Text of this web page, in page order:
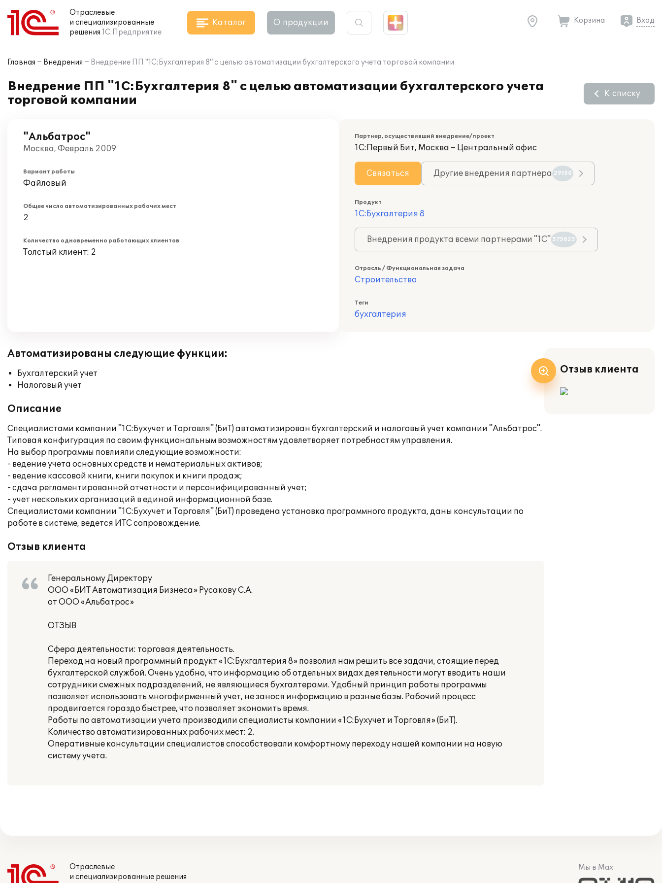
Отраслевые
и специализированные
решения 1С:Предприятие
Каталог О продукции Корзина Вход
Главная Внедрения Внедрение ПП "1С:Бухгалтерия 8" с целью автоматизации бухгалтерского учета торговой компании
Внедрение ПП "1С:Бухгалтерия 8" с целью автоматизации бухгалтерского учета
торговой компании
К списку
"Альбатрос"
Москва, Февраль 2009
Вариант работы
Файловый
Общее число автоматизированных рабочих мест
2
Количество одновременно работающих клиентов
Толстый клиент: 2
Партнер, осуществивший внедрение/проект
1С:Первый Бит, Москва – Центральный офис
Связаться Другие внедрения партнера 29150
Продукт
1С:Бухгалтерия 8
Внедрения продукта всеми партнерами "1С" 575825
Отрасль / Функциональная задача
Строительство
Теги
бухгалтерия
Автоматизированы следующие функции:
Бухгалтерский учет
Налоговый учет
Описание
Специалистами компании "1С:Бухучет и Торговля" (БиТ) автоматизирован бухгалтерский и налоговый учет компании "Альбатрос".
Типовая конфигурация по своим функциональным возможностям удовлетворяет потребностям управления.
На выбор программы повлияли следующие возможности:
- ведение учета основных средств и нематериальных активов;
- ведение кассовой книги, книги покупок и книги продаж;
- сдача регламентированной отчетности и персонифицированный учет;
- учет нескольких организаций в единой информационной базе.
Специалистами компании "1С:Бухучет и Торговля" (БиТ) проведена установка программного продукта, даны консультации по
работе в системе, ведется ИТС сопровождение.
Отзыв клиента
Генеральному Директору
ООО «БИТ Автоматизация Бизнеса» Русакову С.А.
от ООО «Альбатрос»
ОТЗЫВ
Сфера деятельности: торговая деятельность.
Переход на новый программный продукт «1С:Бухгалтерия 8» позволил нам решить все задачи, стоящие перед
бухгалтерской службой. Очень удобно, что информацию об отдельных видах деятельности могут вводить наши
сотрудники смежных подразделений, не являющиеся бухгалтерами. Удобный принцип работы программы
позволяет использовать многофирменный учет, не занося информацию в разные базы. Рабочий процесс
продвигается гораздо быстрее, что позволяет экономить время.
Работы по автоматизации учета производили специалисты компании «1С:Бухучет и Торговля» (БиТ).
Количество автоматизированных рабочих мест: 2.
Оперативные консультации специалистов способствовали комфортному переходу нашей компании на новую
систему учета.
Отзыв клиента
Отраслевые
и специализированные решения
Мы в Max